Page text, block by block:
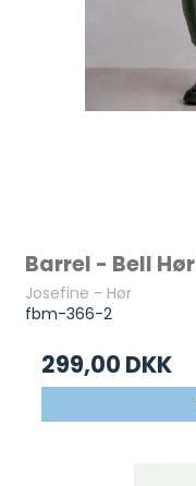
Barrel - Bell
Josefine - Hør
fbm-366-2
299,00 DKK